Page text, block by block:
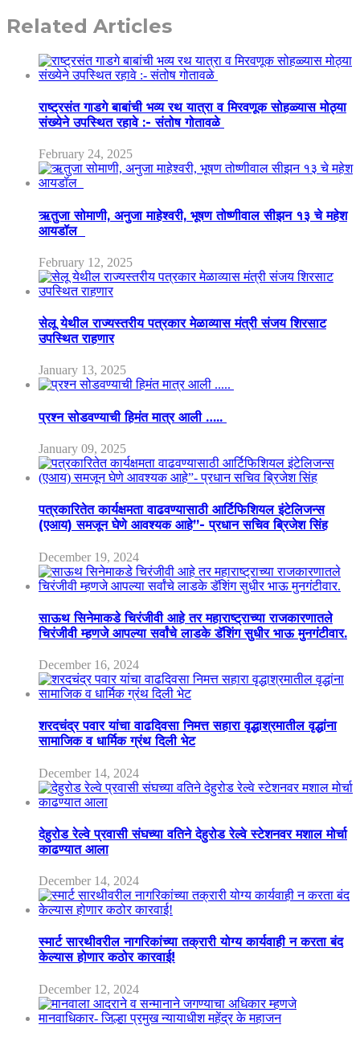
Related Articles
राष्ट्रसंत गाडगे बाबांची भव्य रथ यात्रा व मिरवणूक सोहळ्यास मोठ्या
संख्येने उपस्थित रहावे :- संतोष गोतावळे
February 24, 2025
ऋतुजा सोमाणी, अनुजा माहेश्वरी, भूषण तोष्णीवाल सीझन १३ चे महेश
आयडॉल
February 12, 2025
सेलू येथील राज्यस्तरीय पत्रकार मेळाव्यास मंत्री संजय शिरसाट
उपस्थित राहणार
January 13, 2025
प्रश्न सोडवण्याची हिमंत मात्र आली …..
January 09, 2025
पत्रकारितेत कार्यक्षमता वाढवण्यासाठी आर्टिफिशियल इंटेलिजन्स
(एआय) समजून घेणे आवश्यक आहे”- प्रधान सचिव ब्रिजेश सिंह
December 19, 2024
साऊथ सिनेमाकडे चिरंजीवी आहे तर महाराष्ट्राच्या राजकारणातले
चिरंजीवी म्हणजे आपल्या सर्वांचे लाडके डॅशिंग सुधीर भाऊ मुनगंटीवार.
December 16, 2024
शरदचंद्र पवार यांचा वाढदिवसा निमत्त सहारा वृद्धाश्रमातील वृद्धांना
सामाजिक व धार्मिक ग्रंथ दिली भेट
December 14, 2024
देहुरोड रेल्वे प्रवासी संघच्या वतिने देहुरोड रेल्वे स्टेशनवर मशाल मोर्चा
काढण्यात आला
December 14, 2024
स्मार्ट सारथीवरील नागरिकांच्या तक्रारी योग्य कार्यवाही न करता बंद
केल्यास होणार कठोर कारवाई!
December 12, 2024